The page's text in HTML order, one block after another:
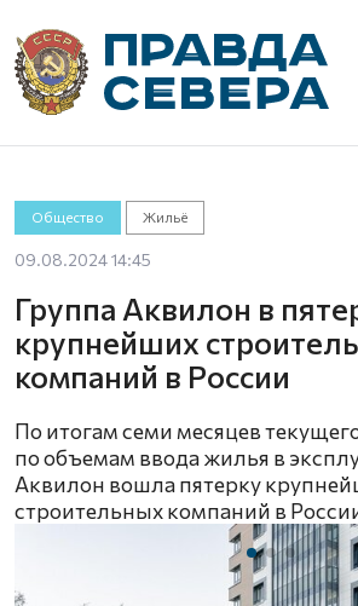
Общество Жильё
09.08.2024 14:45
Группа Аквилон в
крупнейших
компаний в России
По итогам семи месяцев
по объемам ввода жилья в
Аквилон вошла пятерку
строительных компаний в